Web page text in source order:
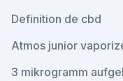
Definition de cbd
Atmos junior
3 mikrogramm